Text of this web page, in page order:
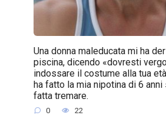
Una donna maleducata mi ha
piscina, dicendo «dovresti
indossare il costume alla tua
ha fatto la mia nipotina di 6 anni
fatta tremare.
0 22